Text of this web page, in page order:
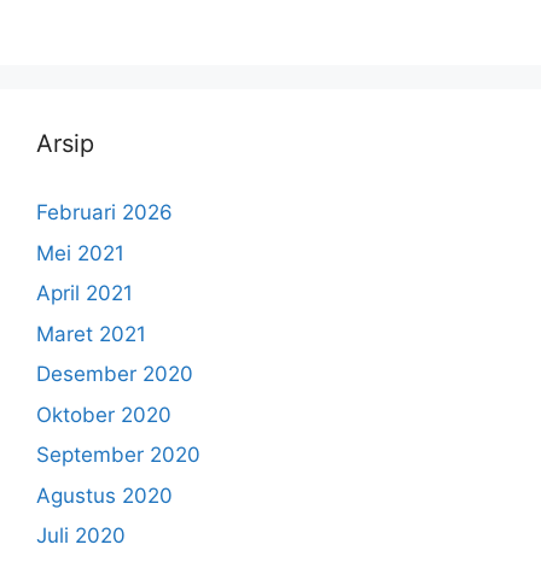
Arsip
Februari 2026
Mei 2021
April 2021
Maret 2021
Desember 2020
Oktober 2020
September 2020
Agustus 2020
Juli 2020